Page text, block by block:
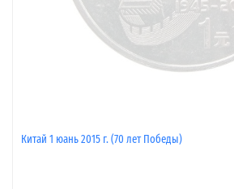
Китай 1 юань 2015 г. (70 лет Победы)